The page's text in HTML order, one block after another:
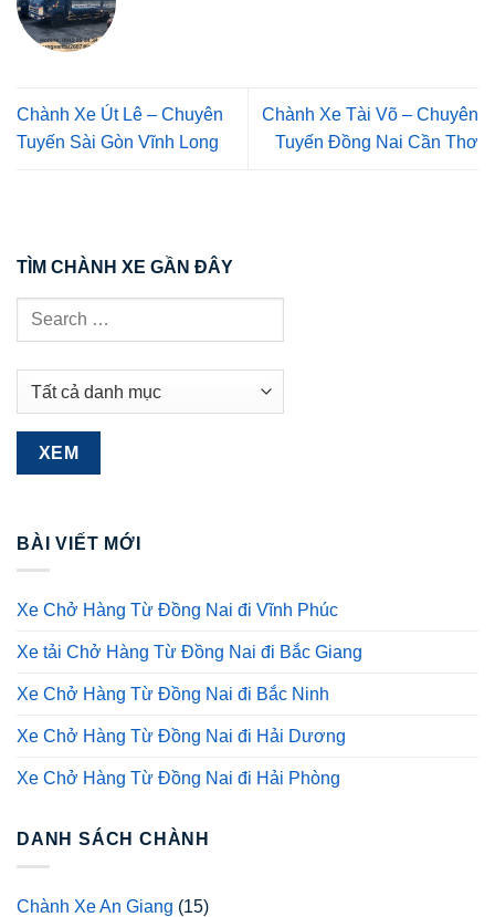
Chành Xe Út Lê – Chuyên
Tuyến Sài Gòn Vĩnh Long
Chành Xe Tài Võ – Chuyên
Tuyến Đồng Nai Cần Thơ
TÌM CHÀNH XE GẦN ĐÂY
BÀI VIẾT MỚI
Xe Chở Hàng Từ Đồng Nai đi Vĩnh Phúc
Xe tải Chở Hàng Từ Đồng Nai đi Bắc Giang
Xe Chở Hàng Từ Đồng Nai đi Bắc Ninh
Xe Chở Hàng Từ Đồng Nai đi Hải Dương
Xe Chở Hàng Từ Đồng Nai đi Hải Phòng
DANH SÁCH CHÀNH
Chành Xe An Giang (15)